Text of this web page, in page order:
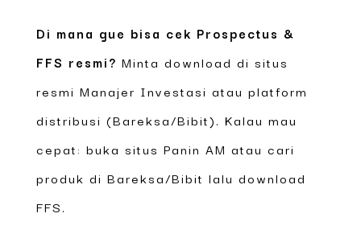
Di mana gue bisa cek Prospectus &
FFS resmi? Minta download di situs
resmi Manajer Investasi atau platform
distribusi (Bareksa/Bibit). Kalau mau
cepat: buka situs Panin AM atau cari
produk di Bareksa/Bibit lalu download
FFS.